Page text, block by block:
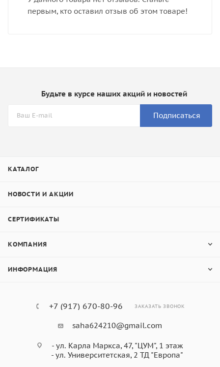
первым, кто оставил отзыв об этом товаре!
Будьте в курсе наших акций и новостей
Подписаться
КАТАЛОГ
НОВОСТИ И АКЦИИ
СЕРТИФИКАТЫ
КОМПАНИЯ
ИНФОРМАЦИЯ
+7 (917) 670-80-96 ЗАКАЗАТЬ ЗВОНОК
saha624210@gmail.com
- ул. Карла Маркса, 47, "ЦУМ", 1 этаж
- ул. Университетская, 2 ТД "Европа"